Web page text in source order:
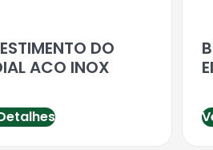
DO
ACO INOX